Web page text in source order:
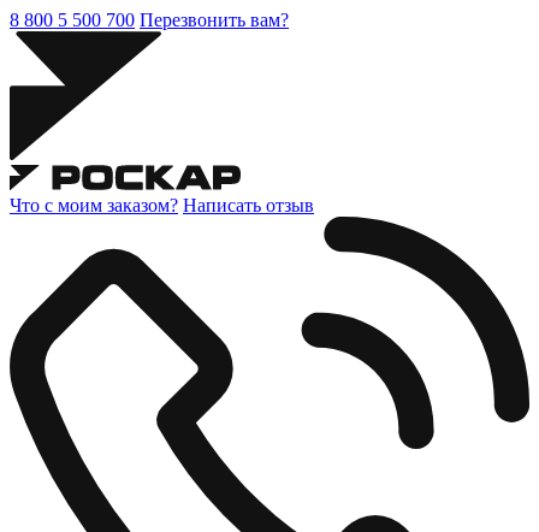
8 800 5 500 700 Перезвонить вам?
Что с моим заказом? Написать отзыв